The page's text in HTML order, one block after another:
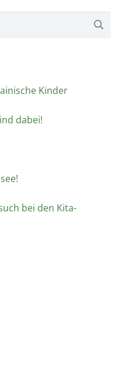
Kinder
dabei!
bei den Kita-